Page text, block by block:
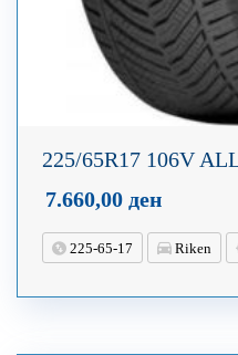
225/65R17 106V
7.660,00 ден
225-65-17 Riken